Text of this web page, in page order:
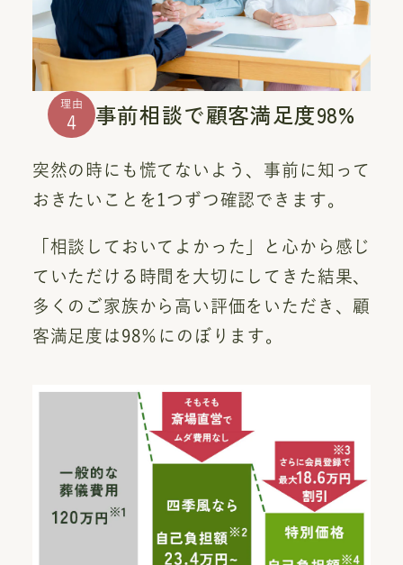
理由
4 事前相談で顧客満足度98%
突然の時にも慌てないよう、事前に知って
おきたいことを1つずつ確認できます。
「相談しておいてよかった」と心から感じ
ていただける時間を大切にしてきた結果、
多くのご家族から高い評価をいただき、顧
客満足度は98％にのぼります。